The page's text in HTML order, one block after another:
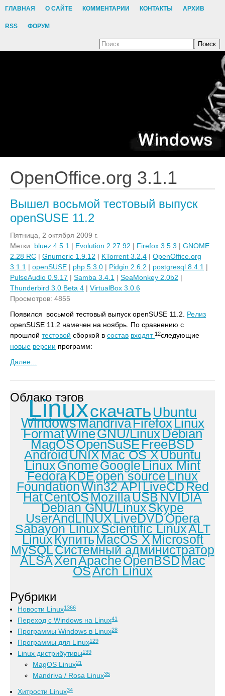
ГЛАВНАЯ О САЙТЕ КОММЕНТАРИИ КОНТАКТЫ АРХИВ
RSS ФОРУМ
Поиск
OpenOffice.org 3.1.1
Вышел восьмой тестовый выпуск
openSUSE 11.2
Пятница, 2 октября 2009 г.
Метки: bluez 4.5.1 | Evolution 2.27.92 | Firefox 3.5.3 | GNOME
2.28 RC | Gnumeric 1.9.12 | KTorrent 3.2.4 | OpenOffice.org
3.1.1 | openSUSE | php 5.3.0 | Pidgin 2.6.2 | postgresql 8.4.1 |
PulseAudio 0.9.17 | Samba 3.4.1 | SeaMonkey 2.0b2 |
Thunderbird 3.0 Beta 4 | VirtualBox 3.0.6
Просмотров: 4855
Появился
восьмой тестовый выпуск openSUSE 11.2. Релиз
openSUSE 11.2 намечен на ноябрь. По сравнению с
прошлой тестовой сборкой в состав входят 12следующие
новые версии программ:
Далее...
Облако тэгов
Linuxскачать Ubuntu
WindowsMandrivaFirefoxLinux
FormatWineGNU/LinuxDebian
MagOSOpenSuSEFreeBSD
AndroidUNIXMac OS XUbuntu
LinuxGnomeGoogleLinux Mint
FedoraKDEopen sourceLinux
FoundationWin32 APILiveCDRed
HatCentOSMozillaUSBNVIDIA
Debian GNU/LinuxSkype
UserAndLINUXLiveDVDOpera
Sabayon LinuxScientific LinuxALT
LinuxКупитьMacOS XMicrosoft
MySQLСистемный администратор
ALSAXenApacheOpenBSDMac
OSArch Linux
Рубрики
Новости Linux1366
Переход с Windows на Linux41
Программы Windows в Linux28
Программы для Linux129
Linux дистрибутивы139
MagOS Linux21
Mandriva / Rosa Linux35
Хитрости Linux34